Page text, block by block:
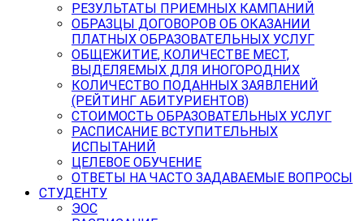
РЕЗУЛЬТАТЫ ПРИЕМНЫХ КАМПАНИЙ
ОБРАЗЦЫ ДОГОВОРОВ ОБ ОКАЗАНИИ
ПЛАТНЫХ ОБРАЗОВАТЕЛЬНЫХ УСЛУГ
ОБЩЕЖИТИЕ, КОЛИЧЕСТВЕ МЕСТ,
ВЫДЕЛЯЕМЫХ ДЛЯ ИНОГОРОДНИХ
КОЛИЧЕСТВО ПОДАННЫХ ЗАЯВЛЕНИЙ
(РЕЙТИНГ АБИТУРИЕНТОВ)
СТОИМОСТЬ ОБРАЗОВАТЕЛЬНЫХ УСЛУГ
РАСПИСАНИЕ ВСТУПИТЕЛЬНЫХ
ИСПЫТАНИЙ
ЦЕЛЕВОЕ ОБУЧЕНИЕ
ОТВЕТЫ НА ЧАСТО ЗАДАВАЕМЫЕ ВОПРОСЫ
СТУДЕНТУ
ЭОС